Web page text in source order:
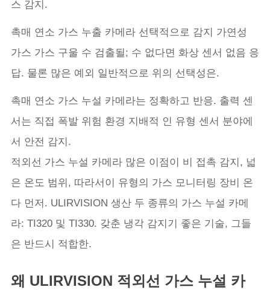
스 감지.
촉매 연소 가스 누출 카메라 선택적으로 감지 가연성
가스 가스 구울 수 검출될; 수 없다면 화상 센서 없음 응
답. 물론 많은 예외 일반적으로 위의 선택성은.
촉매 연소 가스 누설 카메라는 정확하고 반응. 출력 센
서는 직접 폭발 위험 환경 지배적 인 유형 센서 분야에
서 안전 감지.
적외선 가스 누설 카메라 많은 이점이 비 접촉 감지, 넓
은 온도 범위, 따라서이 유형의 가스 모니터링 장비 온
다 먼저. ULIRVISION 생산 두 종류의 가스 누설 카메
라: TI320 및 TI330. 갖춘 냉각 감지기 좋은 기술, 그들
은 반드시 적합한.
왜 ULIRVISION 적외선 가스 누설 카